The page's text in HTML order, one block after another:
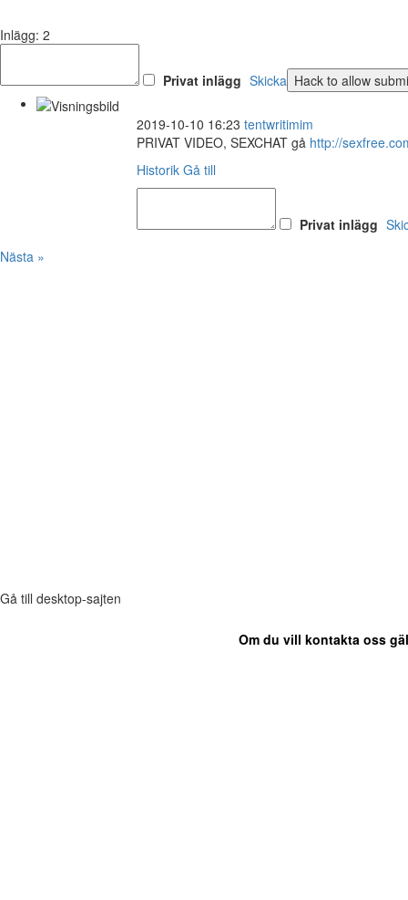
Inlägg: 2
Privat inlägg Skicka
2019-10-10 16:23 tentwritimim
PRIVAT VIDEO, SEXCHAT gå http://
Historik Gå till
Privat inlägg
Nästa »
Gå till desktop-sajten
Om du vill kontakta oss